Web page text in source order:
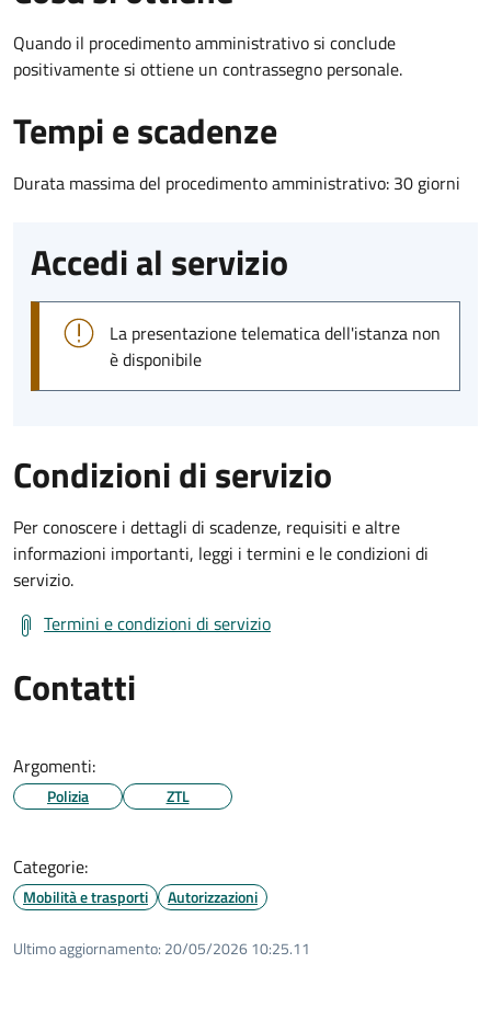
Quando il procedimento amministrativo si conclude
positivamente si ottiene un contrassegno personale.
Tempi e scadenze
Durata massima del procedimento amministrativo: 30 giorni
Accedi al servizio
La presentazione telematica dell'istanza non
è disponibile
Condizioni di servizio
Per conoscere i dettagli di scadenze, requisiti e altre
informazioni importanti, leggi i termini e le condizioni di
servizio.
Termini e condizioni di servizio
Contatti
Argomenti:
Polizia ZTL
Categorie:
Mobilità e trasporti Autorizzazioni
Ultimo aggiornamento: 20/05/2026 10:25.11